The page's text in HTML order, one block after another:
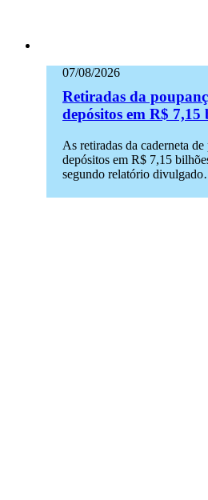
07/08/2026
Retiradas da
depósitos em R$
As retiradas da caderneta
depósitos em R$ 7,15
segundo relatório